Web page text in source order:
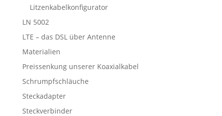
Litzenkabelkonfigurator
LN 5002
LTE – das DSL über Antenne
Materialien
Preissenkung unserer Koaxialkabel
Schrumpfschläuche
Steckadapter
Steckverbinder